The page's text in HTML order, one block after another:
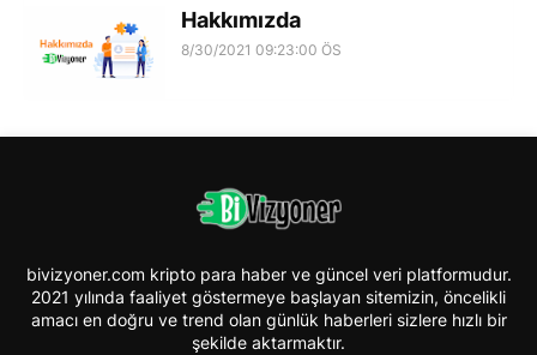
Hakkımızda
8/30/2021 09:23:00 ÖS
bivizyoner.com kripto para haber ve güncel veri platformudur.
2021 yılında faaliyet göstermeye başlayan sitemizin, öncelikli
amacı en doğru ve trend olan günlük haberleri sizlere hızlı bir
şekilde aktarmaktır.